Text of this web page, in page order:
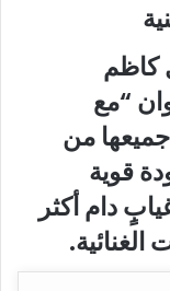
كاظم
“مع
جميعها من
قوية
دام أكثر